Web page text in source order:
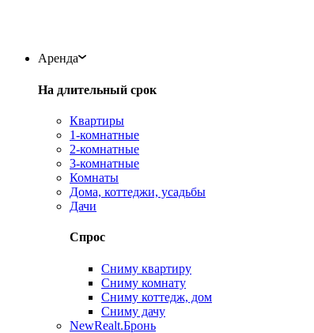
Аренда
На длительный срок
Квартиры
1-комнатные
2-комнатные
3-комнатные
Комнаты
Дома, коттеджи, усадьбы
Дачи
Спрос
Сниму квартиру
Сниму комнату
Сниму коттедж, дом
Сниму дачу
NewRealt.Бронь